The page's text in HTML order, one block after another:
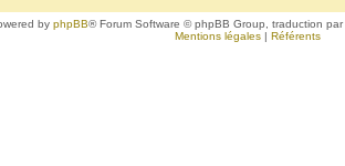
by phpBB® Forum Software © phpBB Group, traduction par
Mentions légales | Référents